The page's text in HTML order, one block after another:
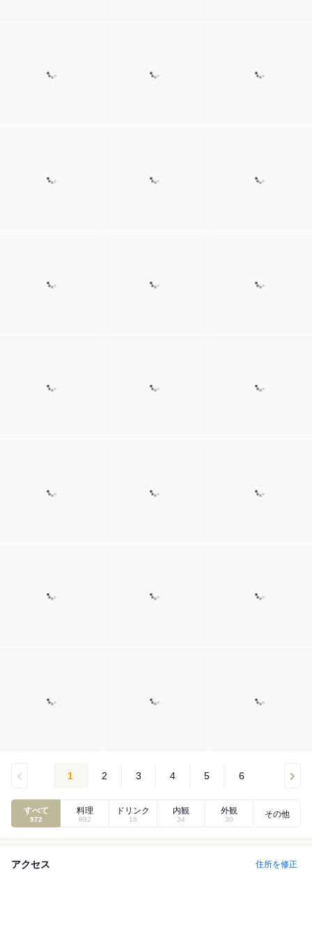
1 2 3 4 5 6
すべて
972
料理
892
ドリンク
16
内観
34
外観
30
その他
アクセス 住所を修正